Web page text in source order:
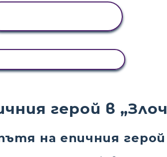
герой в
на епичния